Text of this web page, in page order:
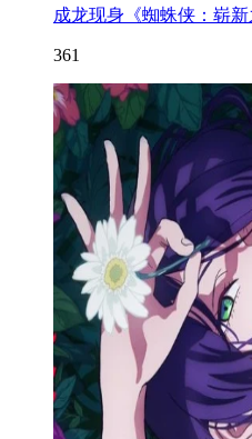
成龙现身《蜘蛛侠：崭
361